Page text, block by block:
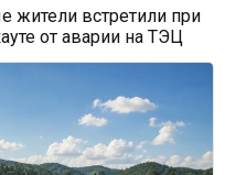
жители встретили при
от аварии на ТЭЦ